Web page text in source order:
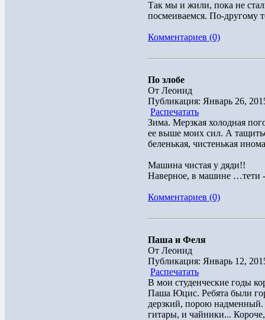
Так мы и жили, пока не
посмеиваемся. По-другому
Комментариев (0)
По злобе
От Леонид
Публикация: Январь 26,
Распечатать
Зима. Мерзкая холодная
ее выше моих сил. А
беленькая, чистенькая
Машина чистая у дяди!!
Наверное, в машине …тети
Комментариев (0)
Паша и Феля
От Леонид
Публикация: Январь 12,
Распечатать
В мои студенческие годы
Паша Юцис. Ребята были
дерзкий, порою
гитары, и чайники...